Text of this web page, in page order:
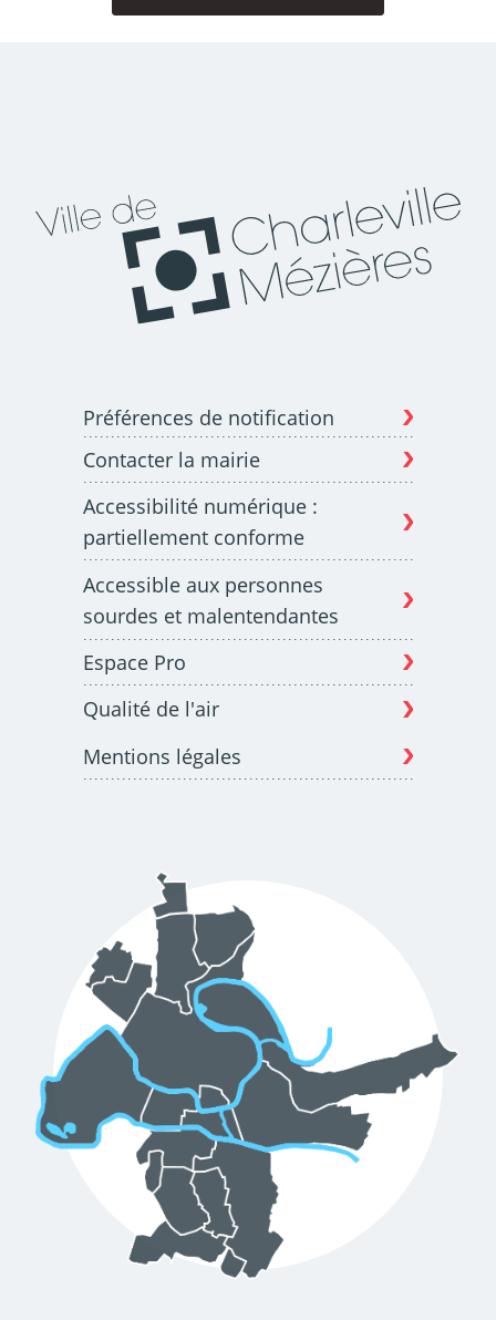
Préférences de notification
Contacter la mairie
Accessibilité numérique :
partiellement conforme
Accessible aux personnes
sourdes et malentendantes
Espace Pro
Qualité de l'air
Mentions légales